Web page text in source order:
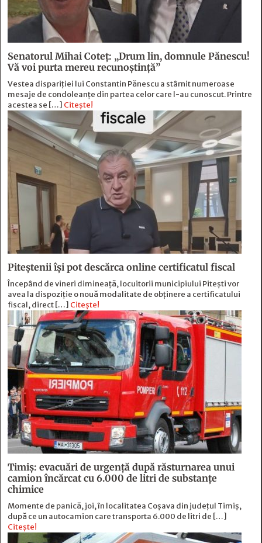
Senatorul Mihai Coteț: „Drum lin, domnule Pănescu!
Vă voi purta mereu recunoștință”
Vestea dispariției lui Constantin Pănescu a stârnit numeroase
mesaje de condoleanțe din partea celor care l-au cunoscut. Printre
acestea se […] Citește!
Piteștenii își pot descărca online certificatul fiscal
Începând de vineri dimineață, locuitorii municipiului Pitești vor
avea la dispoziție o nouă modalitate de obținere a certificatului
fiscal, direct […] Citește!
Timiș: evacuări de urgență după răsturnarea unui
camion încărcat cu 6.000 de litri de substanțe
chimice
Momente de panică, joi, în localitatea Coșava din județul Timiș,
după ce un autocamion care transporta 6.000 de litri de […]
Citește!